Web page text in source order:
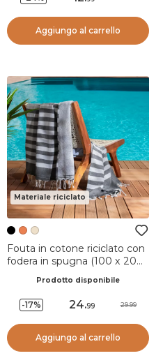
Aggiungo al carrello
Materiale riciclato
Fouta in cotone riciclato con
fodera in spugna (100 x 200
Prodotto disponibile
-17% 24.99 29.99
Aggiungo al carrello